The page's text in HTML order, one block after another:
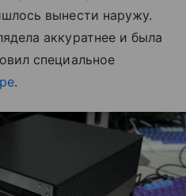
вынести наружу.
аккуратнее и была
специальное
.